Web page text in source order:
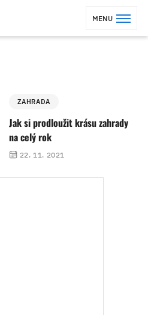
MENU
ZAHRADA
Jak si prodloužit krásu zahrady
na celý rok
22. 11. 2021